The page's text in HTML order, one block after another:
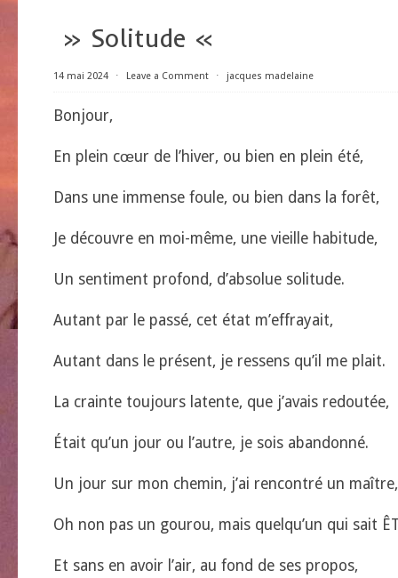
» Solitude «
14 mai 2024 ⋅ Leave a Comment ⋅ jacques madelaine
Bonjour,
En plein cœur de l’hiver, ou bien en plein été,
Dans une immense foule, ou bien dans la forêt,
Je découvre en moi-même, une vieille habitude,
Un sentiment profond, d’absolue solitude.
Autant par le passé, cet état m’effrayait,
Autant dans le présent, je ressens qu’il me plait.
La crainte toujours latente, que j’avais redoutée,
Était qu’un jour ou l’autre, je sois abandonné.
Un jour sur mon chemin, j’ai rencontré un maître,
Oh non pas un gourou, mais quelqu’un qui sait
Et sans en avoir l’air, au fond de ses propos,